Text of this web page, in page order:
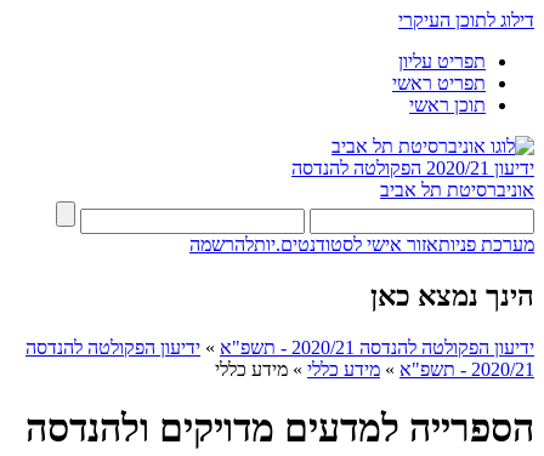
דילוג לתוכן העיקרי
תפריט עליון
תפריט ראשי
תוכן ראשי
ידיעון 2020/21
הפקולטה להנדסה
אוניברסיטת תל אביב
מערכת פניותאזור אישי לסטודנטים.יותלהרשמה
הינך נמצא כאן
ידיעון הפקולטה להנדסה 2020/21 - תשפ"א » ידיעון הפקולטה להנדסה
2020/21 - תשפ"א
» מידע כללי » מידע כללי
הספרייה למדעים מדויקים ולהנדסה